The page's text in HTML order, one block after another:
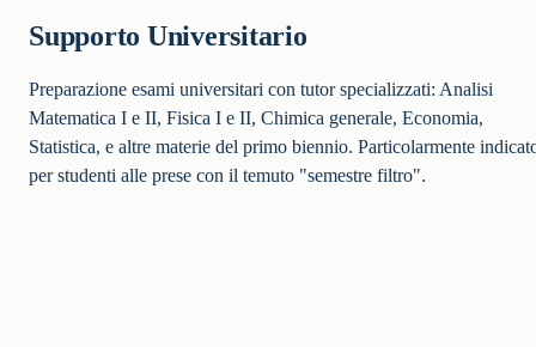
Supporto Universitario
Preparazione esami universitari con tutor specializzati: Analisi
Matematica I e II, Fisica I e II, Chimica generale, Economia,
Statistica, e altre materie del primo biennio. Particolarmente
per studenti alle prese con il temuto "semestre filtro".